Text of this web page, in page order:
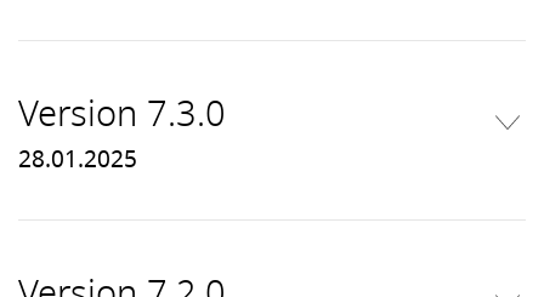
Version 7.3.0
28.01.2025